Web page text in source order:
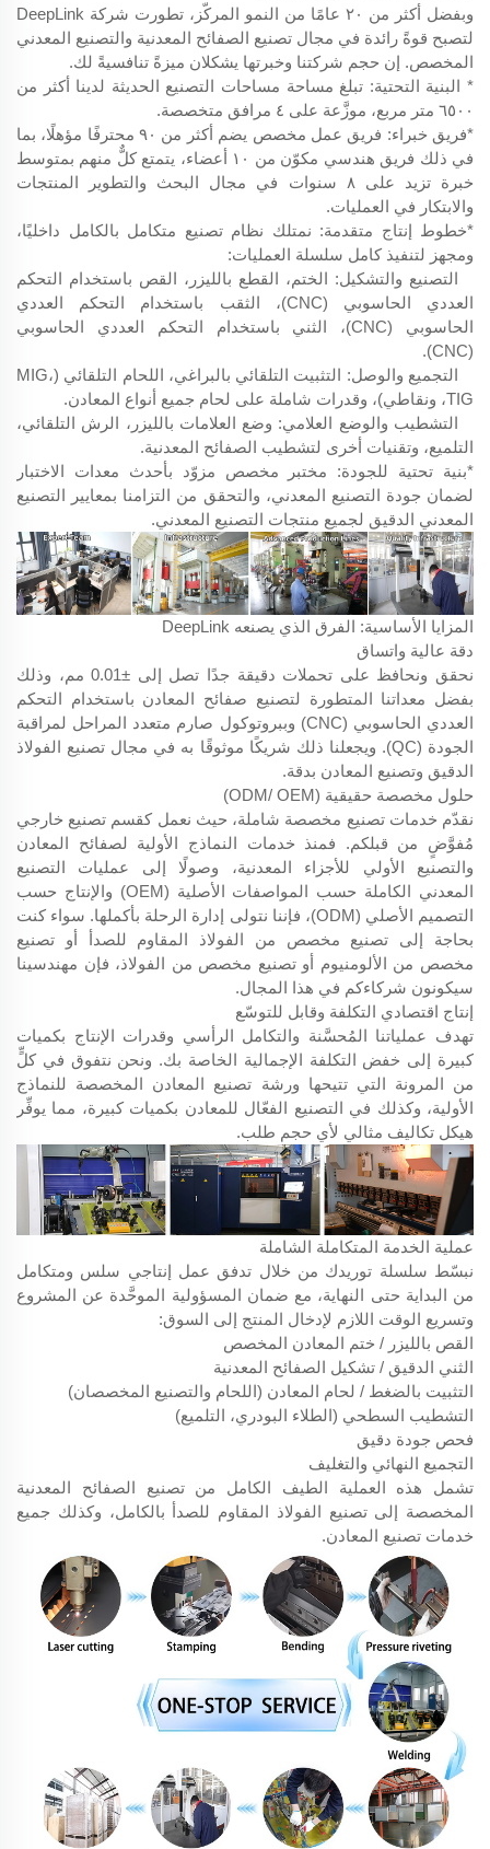
وبفضل أكثر من ٢٠ عامًا من النمو المركّز، تطورت شركة DeepLink
لتصبح قوةً رائدة في مجال تصنيع الصفائح المعدنية والتصنيع المعدني
المخصص. إن حجم شركتنا وخبرتها يشكلان ميزةً تنافسيةً لك.
* البنية التحتية: تبلغ مساحة مساحات التصنيع الحديثة لدينا أكثر من
٦٥٠٠ متر مربع، موزَّعة على ٤ مرافق متخصصة.
*فريق خبراء: فريق عمل مخصص يضم أكثر من ٩٠ محترفًا مؤهلًا، بما
في ذلك فريق هندسي مكوّن من ١٠ أعضاء، يتمتع كلٌّ منهم بمتوسط
خبرة تزيد على ٨ سنوات في مجال البحث والتطوير المنتجات
والابتكار في العمليات.
*خطوط إنتاج متقدمة: نمتلك نظام تصنيع متكامل بالكامل داخليًا،
ومجهز لتنفيذ كامل سلسلة العمليات:
التصنيع والتشكيل: الختم، القطع بالليزر، القص باستخدام التحكم
العددي الحاسوبي (CNC)، الثقب باستخدام التحكم العددي
الحاسوبي (CNC)، الثني باستخدام التحكم العددي الحاسوبي
(CNC).
التجميع والوصل: التثبيت التلقائي بالبراغي، اللحام التلقائي (MIG،
TIG، ونقاطي)، وقدرات شاملة على لحام جميع أنواع المعادن.
التشطيب والوضع العلامي: وضع العلامات بالليزر، الرش التلقائي،
التلميع، وتقنيات أخرى لتشطيب الصفائح المعدنية.
*بنية تحتية للجودة: مختبر مخصص مزوّد بأحدث معدات الاختبار
لضمان جودة التصنيع المعدني، والتحقق من التزامنا بمعايير التصنيع
المعدني الدقيق لجميع منتجات التصنيع المعدني.
المزايا الأساسية: الفرق الذي يصنعه DeepLink
دقة عالية واتساق
نحقق ونحافظ على تحملات دقيقة جدًا تصل إلى ±0.01 مم، وذلك
بفضل معداتنا المتطورة لتصنيع صفائح المعادن باستخدام التحكم
العددي الحاسوبي (CNC) وببروتوكول صارم متعدد المراحل لمراقبة
الجودة (QC). ويجعلنا ذلك شريكًا موثوقًا به في مجال تصنيع الفولاذ
الدقيق وتصنيع المعادن بدقة.
حلول مخصصة حقيقية (ODM/ OEM)
نقدّم خدمات تصنيع مخصصة شاملة، حيث نعمل كقسم تصنيع خارجي
مُفوَّضٍ من قبلكم. فمنذ خدمات النماذج الأولية لصفائح المعادن
والتصنيع الأولي للأجزاء المعدنية، وصولًا إلى عمليات التصنيع
المعدني الكاملة حسب المواصفات الأصلية (OEM) والإنتاج حسب
التصميم الأصلي (ODM)، فإننا نتولى إدارة الرحلة بأكملها. سواء كنت
بحاجة إلى تصنيع مخصص من الفولاذ المقاوم للصدأ أو تصنيع
مخصص من الألومنيوم أو تصنيع مخصص من الفولاذ، فإن مهندسينا
سيكونون شركاءكم في هذا المجال.
إنتاج اقتصادي التكلفة وقابل للتوسّع
تهدف عملياتنا المُحسَّنة والتكامل الرأسي وقدرات الإنتاج بكميات
كبيرة إلى خفض التكلفة الإجمالية الخاصة بك. ونحن نتفوق في كلٍّ
من المرونة التي تتيحها ورشة تصنيع المعادن المخصصة للنماذج
الأولية، وكذلك في التصنيع الفعّال للمعادن بكميات كبيرة، مما يوفِّر
هيكل تكاليف مثالي لأي حجم طلب.
عملية الخدمة المتكاملة الشاملة
نبسّط سلسلة توريدك من خلال تدفق عمل إنتاجي سلس ومتكامل
من البداية حتى النهاية، مع ضمان المسؤولية الموحَّدة عن المشروع
وتسريع الوقت اللازم لإدخال المنتج إلى السوق:
القص بالليزر / ختم المعادن المخصص
الثني الدقيق / تشكيل الصفائح المعدنية
التثبيت بالضغط / لحام المعادن (اللحام والتصنيع المخصصان)
التشطيب السطحي (الطلاء البودري، التلميع)
فحص جودة دقيق
التجميع النهائي والتغليف
تشمل هذه العملية الطيف الكامل من تصنيع الصفائح المعدنية
المخصصة إلى تصنيع الفولاذ المقاوم للصدأ بالكامل، وكذلك جميع
خدمات تصنيع المعادن.